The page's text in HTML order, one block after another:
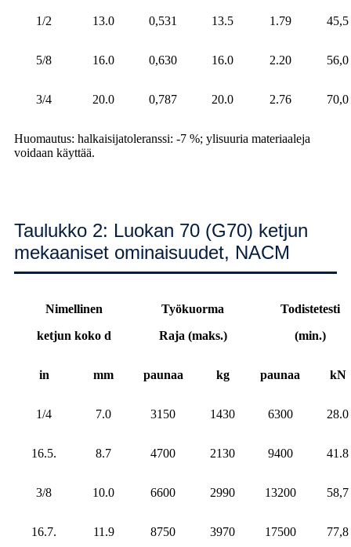
1/2 13.0 0,531 13.5 1.79 45,5
5/8 16.0 0,630 16.0 2.20 56,0
3/4 20.0 0,787 20.0 2.76 70,0
Huomautus: halkaisijatoleranssi: -7 %; ylisuuria materiaaleja
voidaan käyttää.
Taulukko 2: Luokan 70 (G70) ketjun
mekaaniset ominaisuudet, NACM
Nimellinen
ketjun koko d
Työkuorma
Raja (maks.)
Todistetesti
(min.)
in mm paunaa kg paunaa kN
1/4 7.0 3150 1430 6300 28.0
16.5. 8.7 4700 2130 9400 41.8
3/8 10.0 6600 2990 13200 58,7
16.7. 11.9 8750 3970 17500 77,8